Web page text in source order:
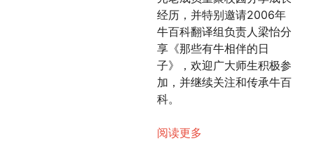
经历，并特别邀请2006年
牛百科翻译组负责人梁怡分
享《那些有牛相伴的日
子》，欢迎广大师生积极参
加，并继续关注和传承牛百
科。
阅读更多